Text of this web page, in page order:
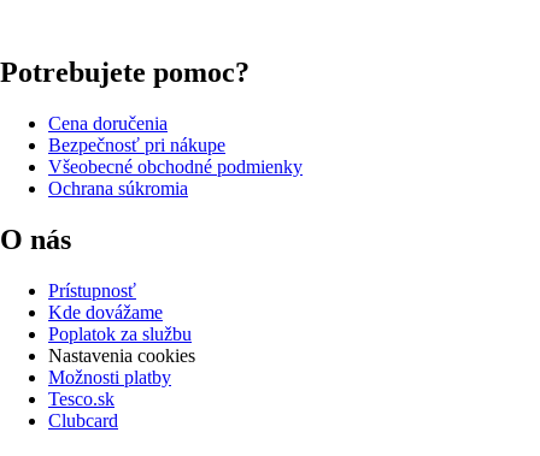
Potrebujete pomoc?
Cena doručenia
Bezpečnosť pri nákupe
Všeobecné obchodné podmienky
Ochrana súkromia
O nás
Prístupnosť
Kde dovážame
Poplatok za službu
Nastavenia cookies
Možnosti platby
Tesco.sk
Clubcard